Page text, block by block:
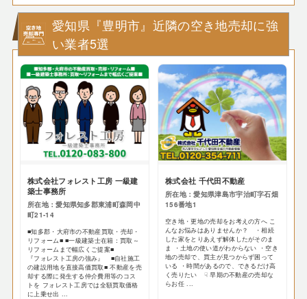
愛知県『豊明市』近隣の空き地売却に強
い業者5選
株式会社フォレスト工房 一級建
築士事務所
所在地：愛知県知多郡東浦町森岡中
町21-14
■知多郡・大府市の不動産買取・売却・
リフォーム■ ■一級建築士在籍：買取～
リフォームまで幅広くご提案■
『フォレスト工房の強み』 ■自社施工
の建設用地を直接高価買取■ 不動産を売
却する際に発生する仲介費用等のコス
トを フォレスト工房では全額買取価格
に上乗せ出 ...
株式会社 千代田不動産
所在地：愛知県津島市宇治町字石畑
156番地1
空き地・更地の売却をお考えの方へ こ
んなお悩みはありませんか？ ・相続
した家をとりあえず解体したがそのま
ま ・土地の使い道がわからない ・空き
地の売却で、買主が見つからず困って
いる ・時間があるので、できるだけ高
く売りたい ☟ 早期の不動産の売却な
らお任 ...